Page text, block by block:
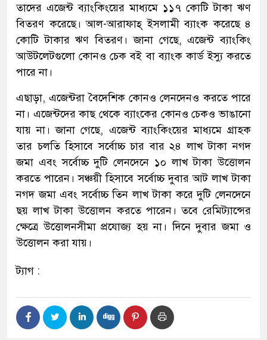
তাদের এজেন্ট ব্যাংকিংয়ের মাধ্যমে ১১৭ কোটি টাকা ঋণ
বিতরণ করেছে। আল-আরাফাহ্ ইসলামী ব্যাংক করেছে ৪
কোটি টাকার ঋণ বিতরণ। জানা গেছে, এজেন্ট ব্যাংকিং
আউটলেটগুলো কোনও চেক বই বা ব্যাংক কার্ড ইস্যু করতে
পারে না।
এছাড়া, এজেন্টরা বৈদেশিক কোনও লেনদেনও করতে পারে
না। এজেন্টদের কাছ থেকে ব্যাংকের কোনও চেকও ভাঙানো
যায় না। জানা গেছে, এজেন্ট ব্যাংকিংয়ের মাধ্যমে গ্রাহক
তার চলতি হিসাবে সর্বোচ্চ চার বার ২৪ লাখ টাকা নগদ
জমা এবং সর্বোচ্চ দুটি লেনদেনে ১০ লাখ টাকা উত্তোলন
করতে পারেন। সঞ্চয়ী হিসাবে সর্বোচ্চ দুবার আট লাখ টাকা
নগদ জমা এবং সর্বোচ্চ তিন লাখ টাকা করে দুটি লেনদেনে
ছয় লাখ টাকা উত্তোলন করতে পারেন। তবে রেমিট্যান্সের
ক্ষেত্রে উত্তোলনসীমা প্রযোজ্য হয় না। দিনে দুবার জমা ও
উত্তোলন করা যায়।
ট্যাগ :